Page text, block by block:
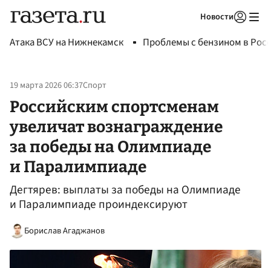
Новости
Атака ВСУ на Нижнекамск Проблемы с бензином в
19 марта 2026 06:37Спорт
Российским спортсменам
увеличат вознаграждение
за победы на Олимпиаде
и Паралимпиаде
Дегтярев: выплаты за победы на Олимпиаде
и Паралимпиаде проиндексируют
Борислав Агаджанов